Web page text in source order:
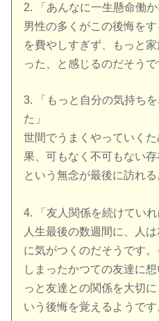
2. 「あんなに一生懸命働か
男性の多くがこの後悔を
を費やしすぎず、もっと
った、と感じるのだそうで
3. 「もっと自分の気持ち
た」
世間でうまくやっていく
果、可もなく不可もない存
という無念が最後に訪れる
4. 「友人関係を続けていれ
人生最後の数週間に、人
に気がつくのだそうです
しまったかつての友達に
っと友達との関係を大切
いう後悔を覚えるようです